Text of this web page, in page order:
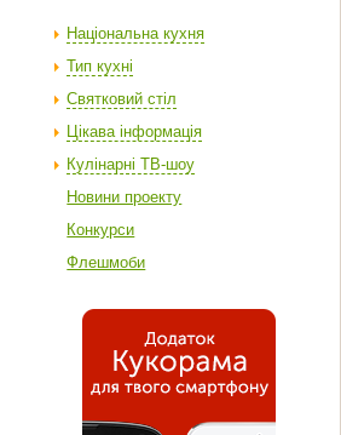
Національна кухня
Тип кухні
Святковий стіл
Цікава інформація
Кулінарні ТВ-шоу
Новини проекту
Конкурси
Флешмоби